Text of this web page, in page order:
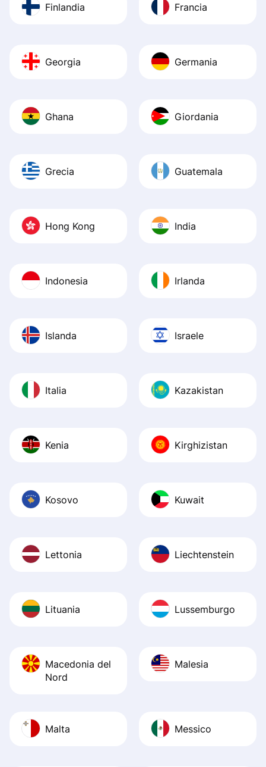
Finlandia Francia
Georgia Germania
Ghana Giordania
Grecia Guatemala
Hong Kong India
Indonesia Irlanda
Islanda Israele
Italia Kazakistan
Kenia Kirghizistan
Kosovo Kuwait
Lettonia Liechtenstein
Lituania Lussemburgo
Macedonia del
Nord
Malesia
Malta Messico